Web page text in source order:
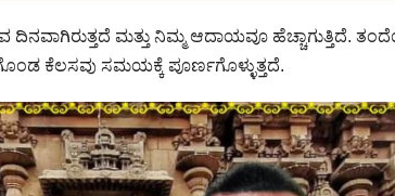
ಮತ್ತು ನಿಮ್ಮ ಆದಾಯವೂ ಹೆಚ್ಚಾಗುತ್ತಿದೆ.
ಕೆಲಸವು ಸಮಯಕ್ಕೆ ಪೂರ್ಣಗೊಳ್ಳುತ್ತದೆ.